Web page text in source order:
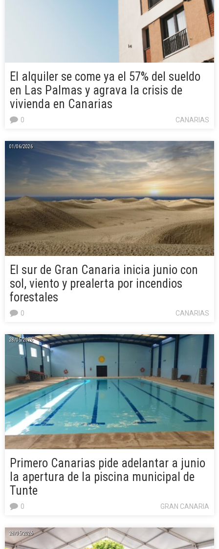
El alquiler se come ya el 57% del sueldo
en Las Palmas y agrava la crisis de
vivienda en Canarias
CANARIAS
0
01/06/2026
El sur de Gran Canaria inicia junio con
sol, viento y prealerta por incendios
forestales
CANARIAS
0
28/05/2026
Primero Canarias pide adelantar a junio
la apertura de la piscina municipal de
Tunte
GRAN CANARIA
0
28/05/2026